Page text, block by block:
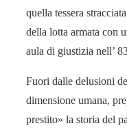
quella tessera
della lotta armata con
aula di giustizia nell’
Fuori dalle delusioni
dimensione umana,
prestito» la storia del